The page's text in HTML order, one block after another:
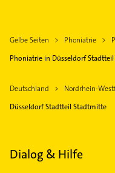
Gelbe Seiten Phoniatrie
Phoniatrie in Düsseldorf
Deutschland Nordrhein-
Düsseldorf Stadtteil Stadtmitte
Dialog & Hilfe